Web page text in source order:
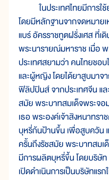
ในประเทศไทยมีการใช้
โดยมีหลักฐานจากจดหมายเ
แบร์ อัครราชทูตฝรั่งเศส ที่เ
พระนารายณ์มหาราช เมื่อ
ประเทศสยามว่า คนไทยชอ
และผู้หญิง โดยได้ยาสูบมาจา
ฟิลิปปินส์ จากประเทศจีน แล
สมัย พระบาทสมเด็จพระจอ
เธอ พระองค์เจ้าสิงหนาทร
บุหรี่ก้นป้านขึ้น เพื่อสูบควัน
ครั้นถึงรัชสมัย พระบาทสมเ
มีการผลิตบุหรี่ขึ้น โดยบริษัท
เปิดดำเนินการเป็นบริษัทแ